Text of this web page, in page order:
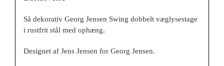
Så dekorativ Georg Jensen Swing dobbelt væglysestage
i rustfrit stål med ophæng.
Designet af Jens Jensen for Georg Jensen.